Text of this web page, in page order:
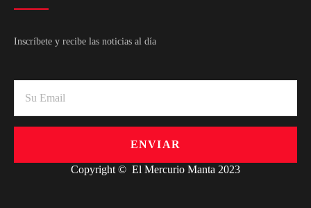
Inscríbete y recibe las noticias al día
ENVIAR
Copyright © El Mercurio Manta 2023